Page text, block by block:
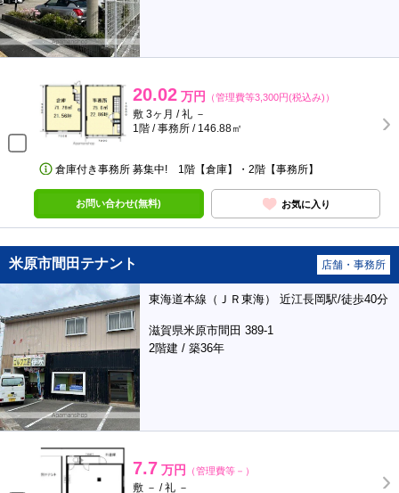
20.02 万円 （管理費等3,300円(税込み)）
敷 3ヶ月 / 礼 －
1階 / 事務所 / 146.88㎡
倉庫付き事務所 募集中! 1階【倉庫】・2階【事務所】
お問い合わせ(無料) お気に入り
米原市間田テナント 店舗・事務所
東海道本線（ＪＲ東海） 近江長岡駅/徒歩40分
滋賀県米原市間田 389-1
2階建 / 築36年
7.7 万円 （管理費等－）
敷 － / 礼 －